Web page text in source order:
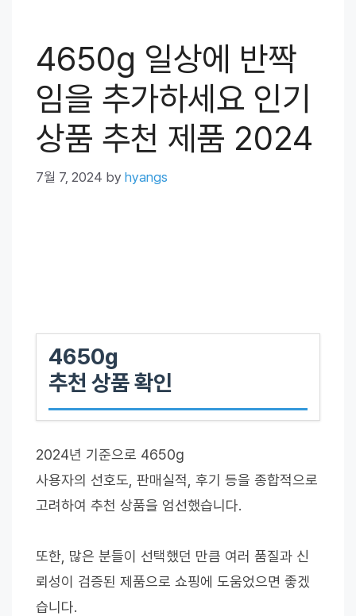
4650g 일상에 반짝
임을 추가하세요 인기
상품 추천 제품 2024
7월 7, 2024 by hyangs
4650g
추천 상품 확인
2024년 기준으로 4650g
사용자의 선호도, 판매실적, 후기 등을 종합적으로
고려하여 추천 상품을 엄선했습니다.
또한, 많은 분들이 선택했던 만큼 여러 품질과 신
뢰성이 검증된 제품으로 쇼핑에 도움었으면 좋겠
습니다.